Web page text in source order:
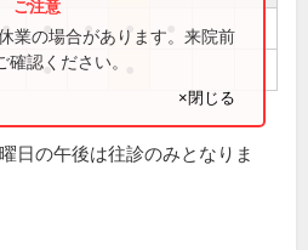
● ● ● ●
●
業の場合があります。来院前
認ください。
×閉じる
日の午後は往診のみとなりま